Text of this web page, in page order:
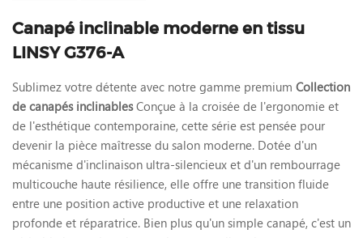
Canapé inclinable moderne en tissu
LINSY G376-A
Sublimez votre détente avec notre gamme premium Collection
de canapés inclinablesConçue à la croisée de l'ergonomie et
de l'esthétique contemporaine, cette série est pensée pour
devenir la pièce maîtresse du salon moderne. Dotée d'un
mécanisme d'inclinaison ultra-silencieux et d'un rembourrage
multicouche haute résilience, elle offre une transition fluide
entre une position active productive et une relaxation
profonde et réparatrice. Bien plus qu'un simple canapé, c'est un